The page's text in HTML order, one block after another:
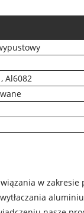
Al6082
w zakresie